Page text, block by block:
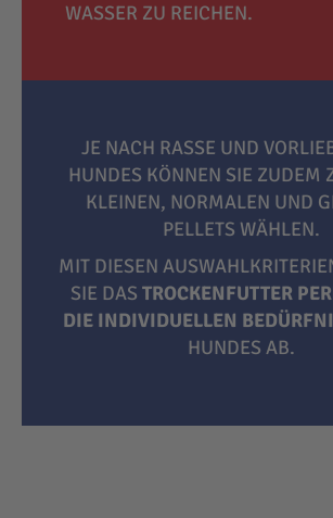
WASSER ZU REICHEN.
JE NACH RASSE UND
HUNDES KÖNNEN SIE ZUDEM
KLEINEN, NORMALEN UND
ELLETS WÄHLEN.
MIT DIESEN
SIE DAS TROCKENFUTTER
DIE INDIVIDUELLEN
HUNDES AB.